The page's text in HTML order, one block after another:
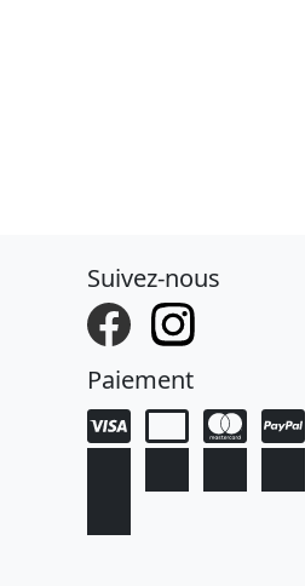
Suivez-nous
Paiement